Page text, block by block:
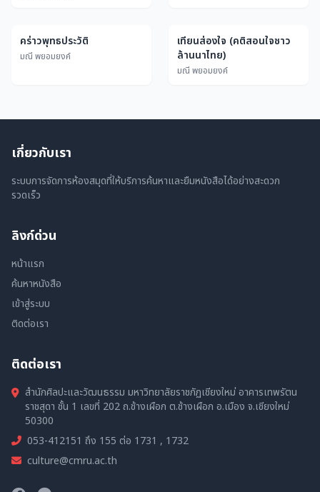
คร่าวพุทธประวัติ
มณี พยอมยงค์
เทียนส่องใจ (คติสอนใจชาว
ล้านนาไทย)
มณี พยอมยงค์
เกี่ยวกับเรา
ระบบการจัดการห้องสมุดที่ให้บริการค้นหาและยืมหนังสือได้อย่างสะดวก
รวดเร็ว
ลิงก์ด่วน
หน้าแรก
ค้นหาหนังสือ
เข้าสู่ระบบ
ติดต่อเรา
ติดต่อเรา
สำนักศิลปะและวัฒนธรรม มหาวิทยาลัยราชภัฏเชียงใหม่ อาคารเทพรัตน
ราชสุดา ชั้น 1 เลขที่ 202 ถ.ช้างเผือก ต.ช้างเผือก อ.เมือง จ.เชียงใหม่
50300
053-412151 ถึง 155 ต่อ 1731 , 1732
culture@cmru.ac.th